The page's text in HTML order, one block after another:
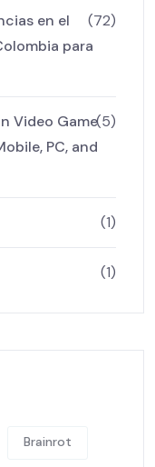
en el
para
(72)
Video Game
PC, and
(5)
(1)
(1)
Brainrot